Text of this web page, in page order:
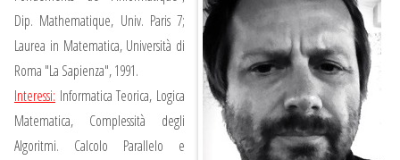
Dip. Mathematique, Univ. Paris 7;
Laurea in Matematica, Università di
Roma "La Sapienza", 1991.
Interessi: Informatica Teorica, Logica
Matematica, Complessità degli
Algoritmi. Calcolo Parallelo e